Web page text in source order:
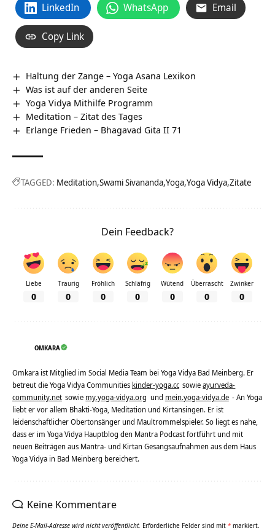
LinkedIn WhatsApp Email
Copy Link
Haltung der Zange – Yoga Asana Lexikon
Was ist auf der anderen Seite
Yoga Vidya Mithilfe Programm
Meditation – Zitat des Tages
Erlange Frieden – Bhagavad Gita II 71
TAGGED: Meditation Swami Sivananda Yoga Yoga Vidya Zitate
Dein Feedback?
Liebe
0
Traurig
0
Fröhlich
0
Schläfrig
0
Wütend
0
Überrascht
0
Zwinker
0
OMKARA
Omkara ist Mitglied im Social Media Team bei Yoga Vidya Bad Meinberg. Er
betreut die Yoga Vidya Communities kinder-yoga.cc sowieayurveda-
community.net sowie my.yoga-vidya.org und mein.yoga-vidya.de - An Yoga
liebt er vor allem Bhakti-Yoga, Meditation und Kirtansingen. Er ist
leidenschaftlicher Obertonsänger und Maultrommelspieler. So liegt es nahe,
dass er im Yoga Vidya Hauptblog den Mantra Podcast fortführt und mit
neuen Beiträgen aus Mantra- und Kirtan Gesangsaufnahmen aus dem Haus
Yoga Vidya in Bad Meinberg bereichert.
Keine Kommentare
Deine E-Mail-Adresse wird nicht veröffentlicht. Erforderliche Felder sind mit * markiert.